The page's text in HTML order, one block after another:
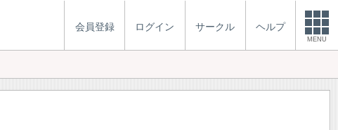
会員登録 ログイン サークル ヘルプ
MENU